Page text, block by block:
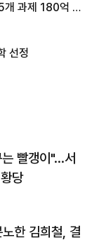
개 과제 180억 지
선정
빨갱이"…서
당
한 김희철, 결